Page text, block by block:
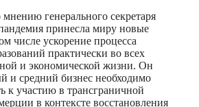
генерального секретаря
принесла миру новые
числе ускорение процесса
практически во всех
и экономической жизни. Он
и средний бизнес необходимо
к участию в трансграничной
в контексте восстановления